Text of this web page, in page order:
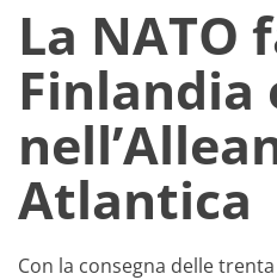
La NATO
Finlandia
Atlantica
Con la consegna delle